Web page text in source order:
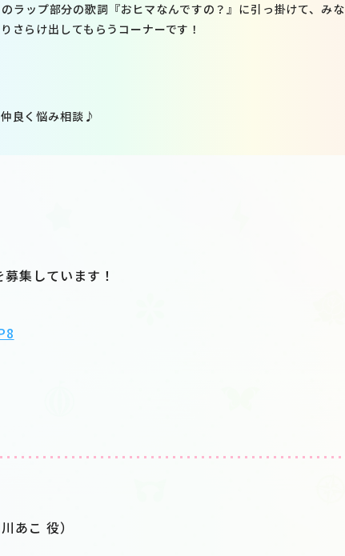
ップ部分の歌詞『おヒマなんですの？』に引っ掛けて、みな
さらけ出してもらうコーナーです！
良く悩み相談♪
集しています！
あこ 役）